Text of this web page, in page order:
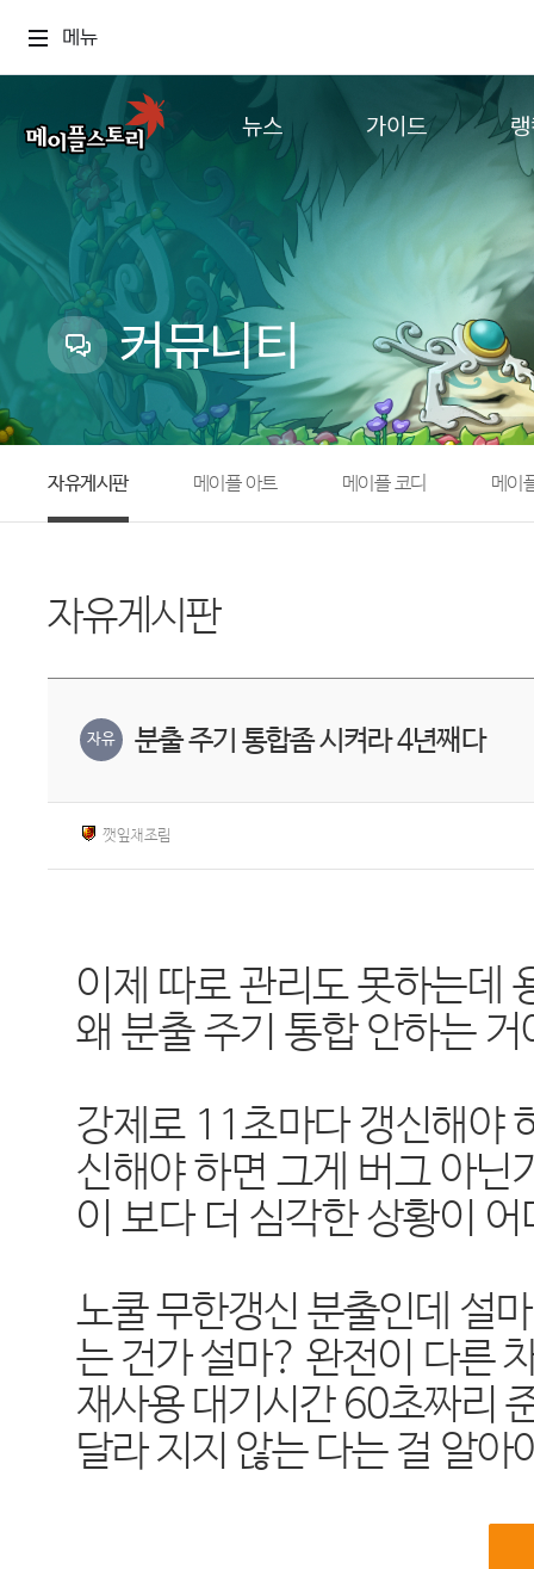
메뉴
뉴스
업데이트
이벤트
캐시샵 공지
메이플 알림판
with maple
가이드
추가정보
컨텐
커뮤니티
자유게시판 메이플 아트 메이플 코디 메이
자유게시판
자유 분출 주기 통합좀 시켜라 4년째다
깻잎채조림
이제 따로 관리도 못하는데
왜 분출 주기 통합 안하는 거
강제로 11초마다 갱신해야
신해야 하면 그게 버그 아닌
이 보다 더 심각한 상황이
노쿨 무한갱신 분출인데 설
는 건가 설마? 완전이 다른
재사용 대기시간 60초짜리
달라 지지 않는 다는 걸 알아